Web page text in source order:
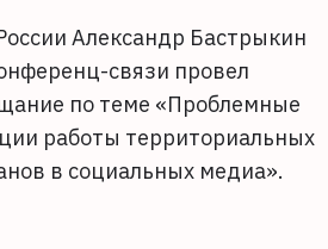
Александр Бастрыкин
связи провел
по теме «Проблемные
работы территориальных
в социальных медиа».